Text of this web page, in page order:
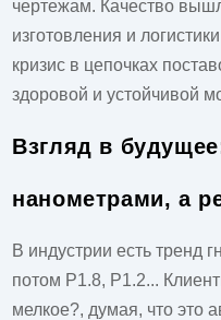
чертежам. Качество
изготовления и
кризис в цепочках
здоровой и устойчивой
Взгляд в
нанометрами, а
В индустрии есть тренд
потом P1.8, P1.2...
мелкое?, думая, что это